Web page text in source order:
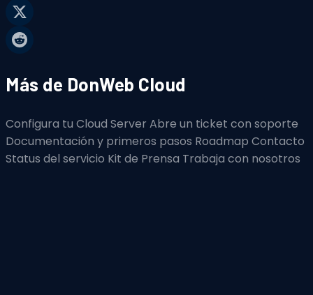
Más de DonWeb Cloud
Configura tu Cloud Server Abre un ticket con soporte
Documentación y primeros pasos Roadmap Contacto
Status del servicio Kit de Prensa Trabaja con nosotros